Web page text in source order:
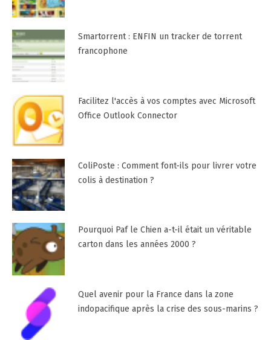
Smartorrent : ENFIN un tracker de torrent
francophone
Facilitez l'accès à vos comptes avec Microsoft
Office Outlook Connector
ColiPoste : Comment font-ils pour livrer votre
colis à destination ?
Pourquoi Paf le Chien a-t-il était un véritable
carton dans les années 2000 ?
Quel avenir pour la France dans la zone
indopacifique après la crise des sous-marins ?